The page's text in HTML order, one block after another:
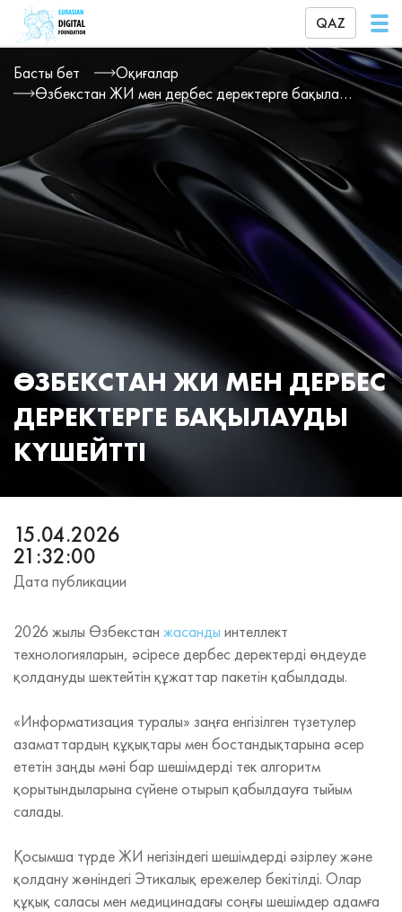
QAZ
Басты бет
Оқиғалар
Өзбекстан ЖИ мен дербес деректерге бақылауды күшейтті
ӨЗБЕКСТАН ЖИ МЕН ДЕРБЕС
ДЕРЕКТЕРГЕ БАҚЫЛАУДЫ
КҮШЕЙТТІ
15.04.2026
21:32:00
Дата публикации
2026 жылы Өзбекстан жасанды интеллект
технологияларын, әсіресе дербес деректерді өңдеуде
қолдануды шектейтін құжаттар пакетін қабылдады.
«Информатизация туралы» заңға енгізілген түзетулер
азаматтардың құқықтары мен бостандықтарына әсер
ететін заңды мәні бар шешімдерді тек алгоритм
қорытындыларына сүйене отырып қабылдауға тыйым
салады.
Қосымша түрде ЖИ негізіндегі шешімдерді әзірлеу және
қолдану жөніндегі Этикалық ережелер бекітілді. Олар
құқық саласы мен медицинадағы соңғы шешімдер адамға